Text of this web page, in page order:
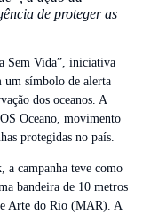
de proteger as
Sem Vida”, iniciativa
um símbolo de alerta
dos oceanos. A
Oceano, movimento
protegidas no país.
a campanha teve como
bandeira de 10 metros
Arte do Rio (MAR). A